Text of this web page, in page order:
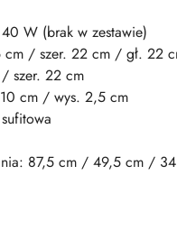
W (brak w zestawie)
cm / szer. 22 cm / gł. 22
szer. 22 cm
cm / wys. 2,5 cm
87,5 cm / 49,5 cm /